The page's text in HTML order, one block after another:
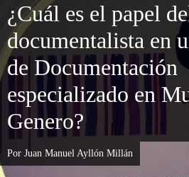
¿Cuál es el papel
documentalista en
de Documentación
especializado en
Genero?
Por Juan Manuel Ayllón Millán